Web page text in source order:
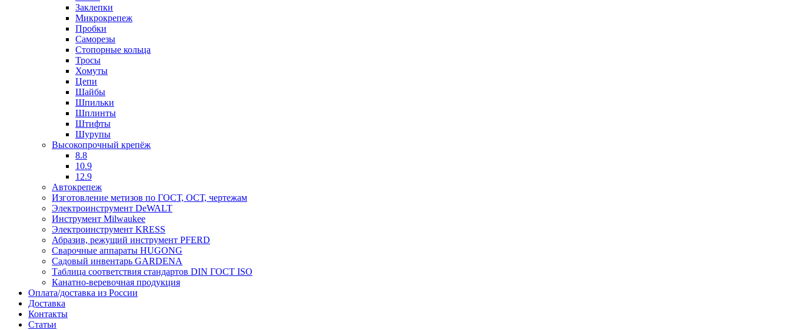
Заклепки
Микрокрепеж
Пробки
Саморезы
Стопорные кольца
Тросы
Хомуты
Цепи
Шайбы
Шпильки
Шплинты
Штифты
Шурупы
Высокопрочный крепёж
8.8
10.9
12.9
Автокрепеж
Изготовление метизов по ГОСТ, ОСТ, чертежам
Электроинструмент DeWALT
Инструмент Milwaukee
Электроинструмент KRESS
Абразив, режущий инструмент PFERD
Сварочные аппараты HUGONG
Садовый инвентарь GARDENA
Таблица соответствия стандартов DIN ГОСТ ISO
Канатно-веревочная продукция
Оплата/доставка из России
Доставка
Контакты
Статьи